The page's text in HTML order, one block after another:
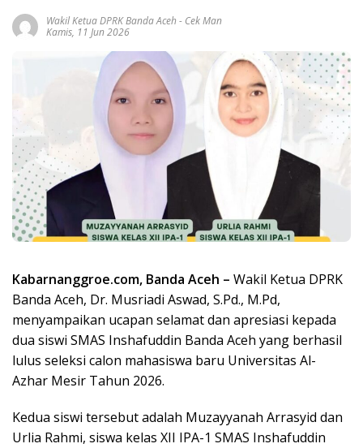
Wakil Ketua DPRK Banda Aceh - Cek Man
Kamis, 11 Jun 2026
Kabarnanggroe.com, Banda Aceh – Wakil Ketua DPRK
Banda Aceh, Dr. Musriadi Aswad, S.Pd., M.Pd,
menyampaikan ucapan selamat dan apresiasi kepada
dua siswi SMAS Inshafuddin Banda Aceh yang berhasil
lulus seleksi calon mahasiswa baru Universitas Al-
Azhar Mesir Tahun 2026.
Kedua siswi tersebut adalah Muzayyanah Arrasyid dan
Urlia Rahmi, siswa kelas XII IPA-1 SMAS Inshafuddin